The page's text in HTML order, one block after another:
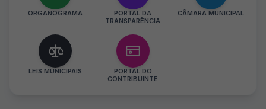
ORGANOGRAMA
PORTAL DA
TRANSPARÊNCIA
CÂMARA MUNICIPAL
LEIS MUNICIPAIS
PORTAL DO
CONTRIBUINTE